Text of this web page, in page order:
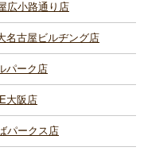
広小路通り店
名古屋ビルヂング店
パーク店
大阪店
パークス店